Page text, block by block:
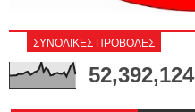
ΣΥΝΟΛΙΚΕΣ ΠΡΟΒΟΛΕΣ
52,392,124